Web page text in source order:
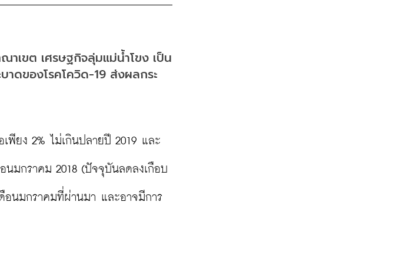
าเขต เศรษฐกิจลุ่มแม่น้ำโขง เป็น
ดของโรคโควิด-19 ส่งผลกระ
พียง 2% ไม่เกินปลายปี 2019 และ
นมกราคม 2018 (ปัจจุบันลดลงเกือบ
อนมกราคมที่ผ่านมา และอาจมีการ